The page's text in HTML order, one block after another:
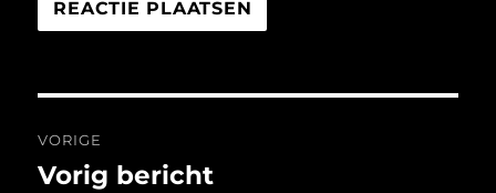
navigatie
VORIGE
Vorig
Vorig bericht